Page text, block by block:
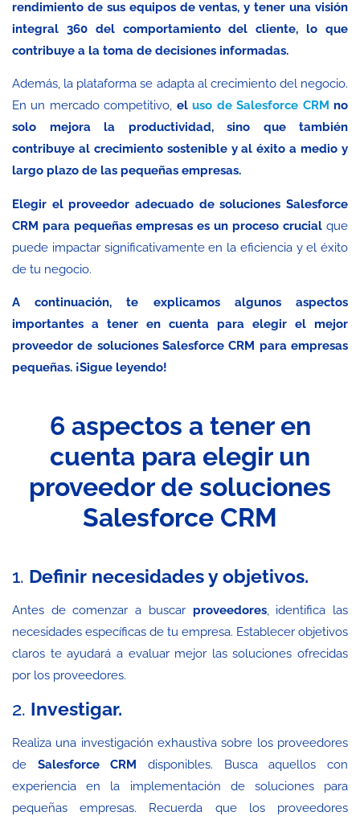
rendimiento de sus equipos de ventas, y tener una visión
integral 360 del comportamiento del cliente, lo que
contribuye a la toma de decisiones informadas.
Además, la plataforma se adapta al crecimiento del negocio.
En un mercado competitivo, eluso de Salesforce CRM no
solo mejora la productividad, sino que también
contribuye al crecimiento sostenible y al éxito a medio y
largo plazo de las pequeñas empresas.
Elegir el proveedor adecuado de soluciones Salesforce
CRM para pequeñas empresas es un proceso crucial que
puede impactar significativamente en la eficiencia y el éxito
de tu negocio.
A continuación, te explicamos algunos aspectos
importantes a tener en cuenta para elegir el mejor
proveedor de soluciones Salesforce CRM para empresas
pequeñas. ¡Sigue leyendo!
6 aspectos a tener en
cuenta para elegir un
proveedor de soluciones
Salesforce CRM
1. Definir necesidades y objetivos.
Antes de comenzar a buscar proveedores, identifica las
necesidades específicas de tu empresa. Establecer objetivos
claros te ayudará a evaluar mejor las soluciones ofrecidas
por los proveedores.
2. Investigar.
Realiza una investigación exhaustiva sobre los proveedores
de Salesforce CRM
disponibles. Busca aquellos con
experiencia en la implementación de soluciones para
pequeñas empresas. Recuerda que los proveedores